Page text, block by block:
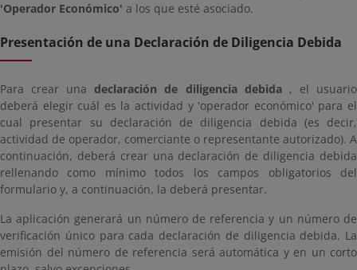
'Operador Económico' a los que esté asociado.
Presentación de una Declaración de Diligencia Debida
Para crear unadeclaración de diligencia debida, el usuario
deberá elegir cuál es la actividad y 'operador económico' para el
cual presentar su declaración de diligencia debida (es decir,
actividad de operador, comerciante o representante autorizado). A
continuación, deberá crear una declaración de diligencia debida
rellenando como mínimo todos los campos obligatorios del
formulario y, a continuación, la deberá presentar.
La aplicación generará un número de referencia y un número de
verificación único para cada declaración de diligencia debida. La
emisión del número de referencia será automática y en un corto